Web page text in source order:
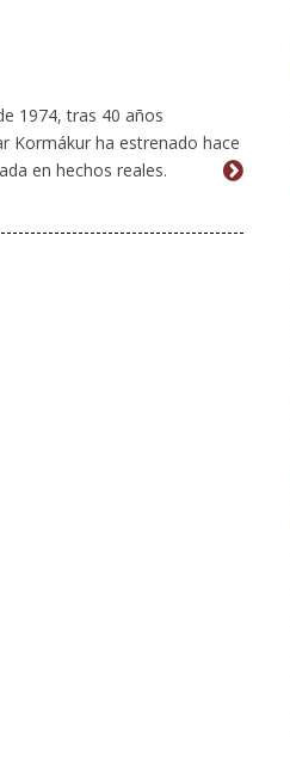
1974, tras 40 años
Kormákur ha estrenado hace
en hechos reales.